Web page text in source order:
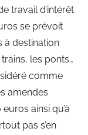
travail d’intérêt
se prévoit
à destination
les ponts…
comme
amendes
ainsi qu’à
pas s’en